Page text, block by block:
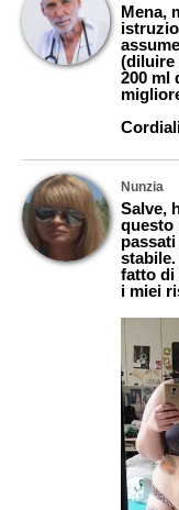
Mena,
(diluire
200 ml
Nunzia
Salve,
questo
fatto di
i miei